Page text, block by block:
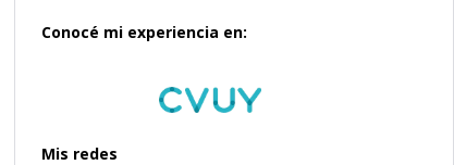
Conocé mi experiencia en:
Mis redes